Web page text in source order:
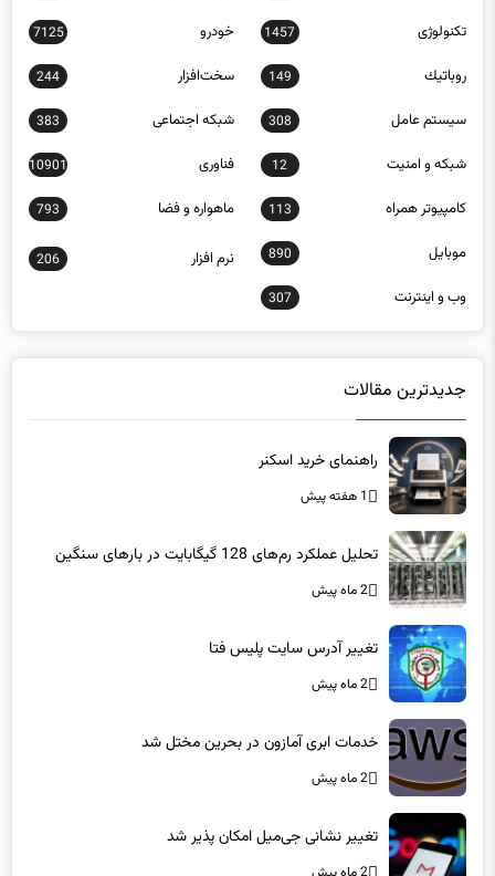
تکنولوژی 1457 خودرو 7125
روباتيك 149 سخت‌افزار 244
سيستم عامل 308 شبكه اجتماعی 383
شبكه و امنيت 12 فناوری 10901
كامپيوتر همراه 113 ماهواره و فضا 793
موبايل 890 نرم افزار 206
وب و اينترنت 307
جدیدترین مقالات
راهنمای خرید اسکنر
1 هفته پیش
تحلیل عملکرد رم‌های 128 گیگابایت در بارهای سنگین
2 ماه پیش
تغییر آدرس سایت پلیس فتا
2 ماه پیش
خدمات ابری آمازون در بحرین مختل شد
2 ماه پیش
تغییر نشانی جی‌میل امکان پذیر شد